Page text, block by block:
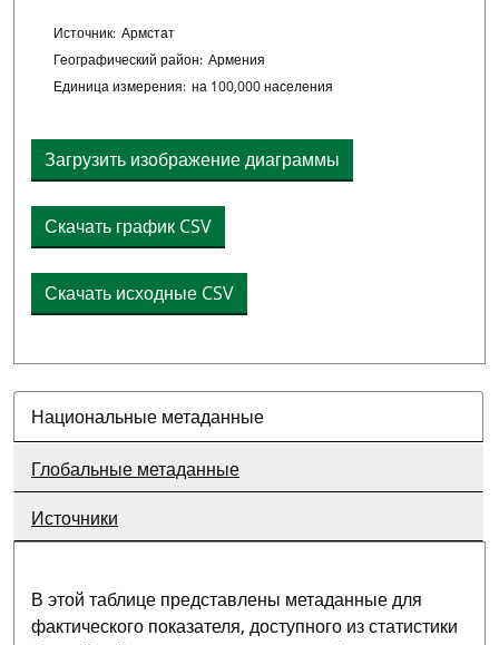
Chart details
Источник: Армстат
Географический район: Армения
Единица измерения: на 100,000 населения
Загрузить изображение диаграммы
Скачать график CSV
Скачать исходные CSV
Национальные метаданные
Глобальные метаданные
Источники
В этой таблице представлены метаданные для
фактического показателя, доступного из статистики